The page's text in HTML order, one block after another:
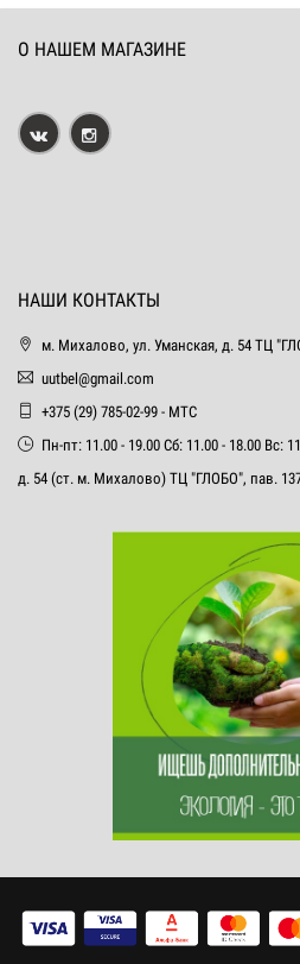
О НАШЕМ МАГАЗИНЕ
НАШИ КОНТАКТЫ
м. Михалово, ул. Уманская, д. 54 ТЦ
uutbel@gmail.com
+375 (29) 785-02-99 - МТС
Пн-пт: 11.00 - 19.00 Сб: 11.00 - 18.00 Вс:
д. 54 (ст. м. Михалово) ТЦ "ГЛОБО", пав.